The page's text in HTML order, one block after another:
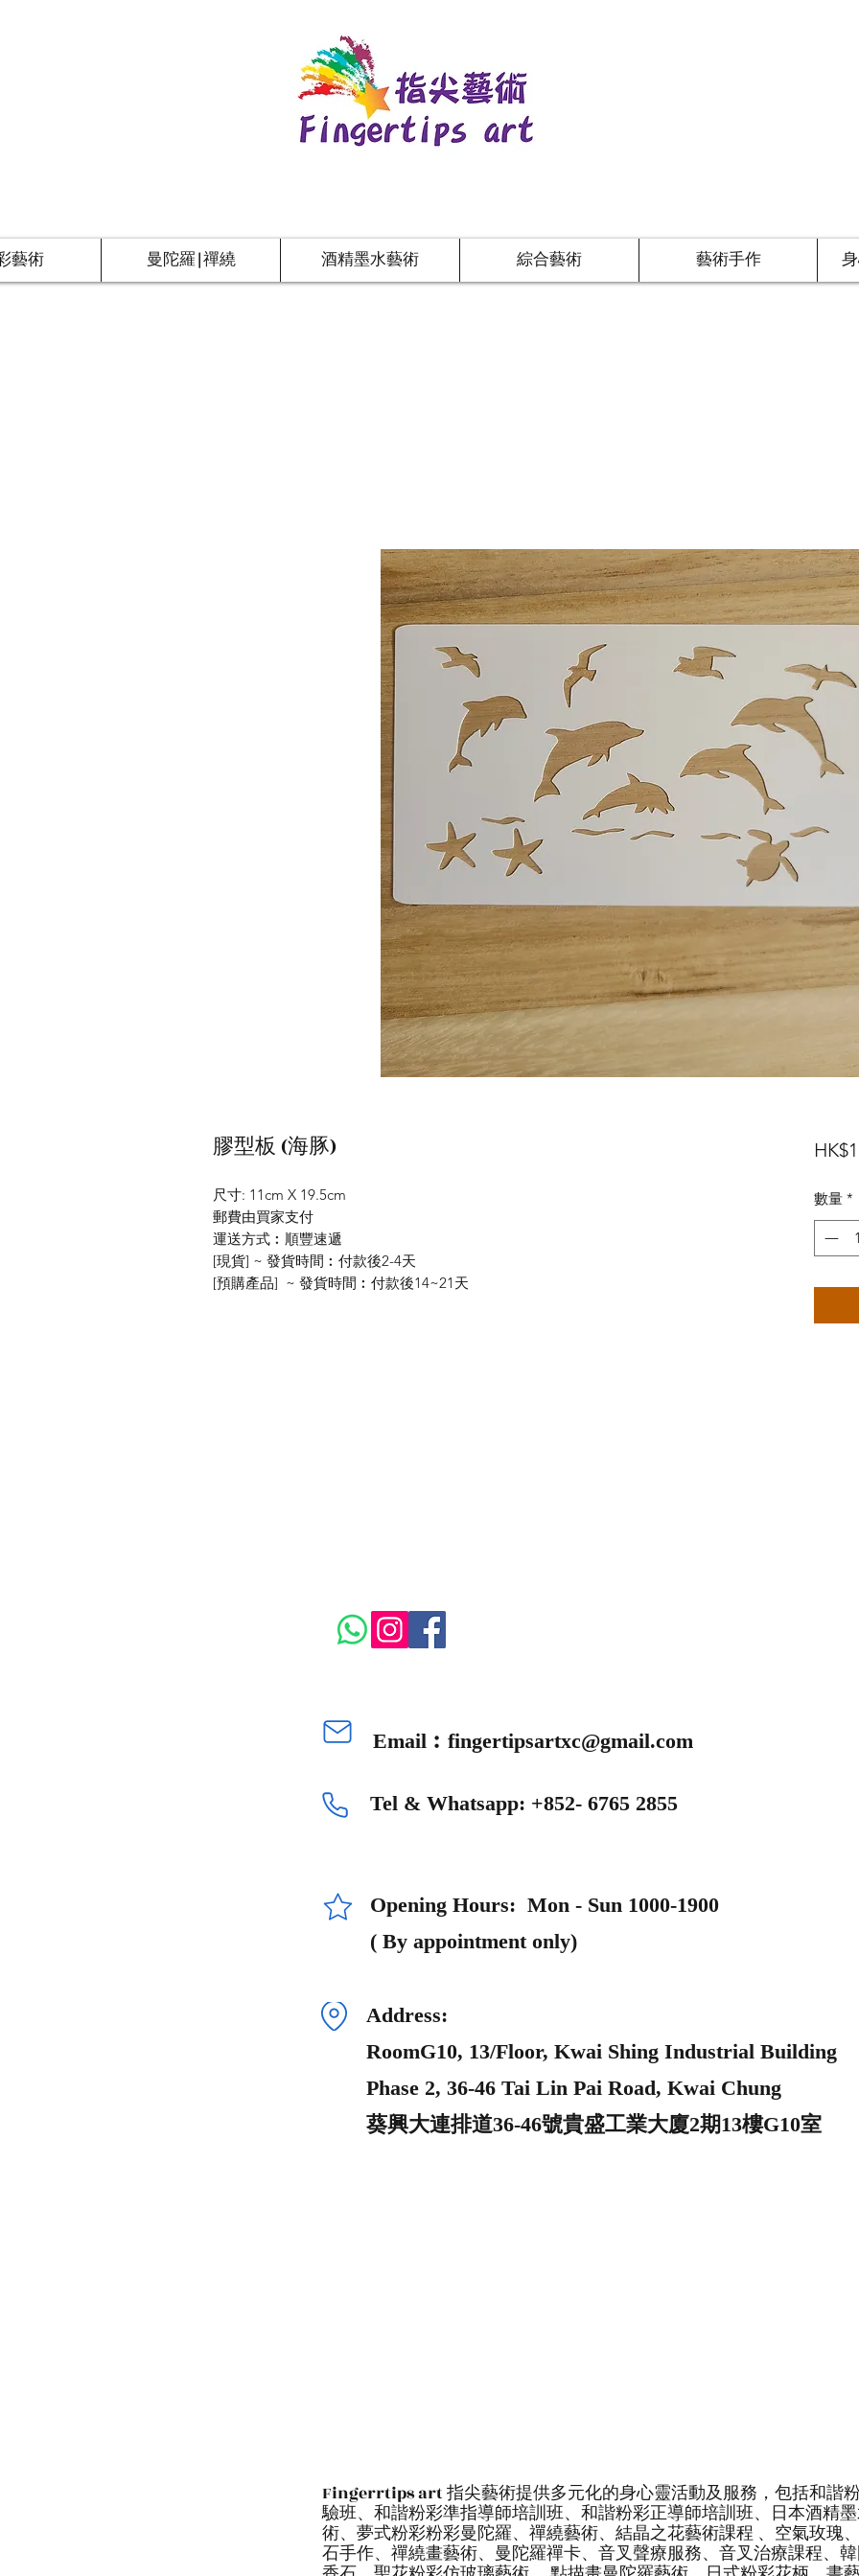
藝術 曼陀羅|禪繞 酒精墨水藝術 綜合藝術 藝術手作
膠型板 (海豚)
尺寸: 11cm X 19.5cm
郵費由買家支付
運送方式︰順豐速遞
[現貨] ~ 發貨時間︰付款後2-4天
[預購產品] ~ 發貨時間︰付款後14~21天
數量 *
Email︰ fingertipsartxc@gmail.com
Tel & Whatsapp: +852- 6765 2855
Opening Hours: Mon - Sun 1000-1900
( By appointment only)
Address:
RoomG10, 13/Floor, Kwai Shing Industrial Building
Phase 2, 36-46 Tai Lin Pai Road, Kwai Chung
葵興大連排道36-46號貴盛工業大廈2期13樓G10室
Fingerrtips art 指尖藝術提供多元化的身心靈活動及服務，包括和諧
驗班、和諧粉彩準指導師培訓班、和諧粉彩正導師培訓班、日本酒精
術、夢式粉彩粉彩曼陀羅、禪繞藝術、結晶之花藝術課程 、空氣玫瑰
石手作、禪繞畫藝術、曼陀羅禪卡、音叉聲療服務、音叉治療課程、